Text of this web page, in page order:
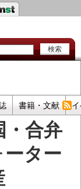
カ
ン
ダ
リ
ン
ク
書籍・文献
・合弁
ター